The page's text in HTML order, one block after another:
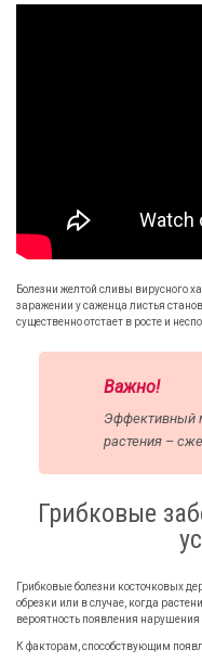
Болезни желтой сливы вирусного
заражении у саженца листья
существенно отстает в росте и
Важно!
Эффективный
растения –
Грибковые
Грибковые болезни косточковых
обрезки или в случае, когда
вероятность появления
К факторам, способствующим